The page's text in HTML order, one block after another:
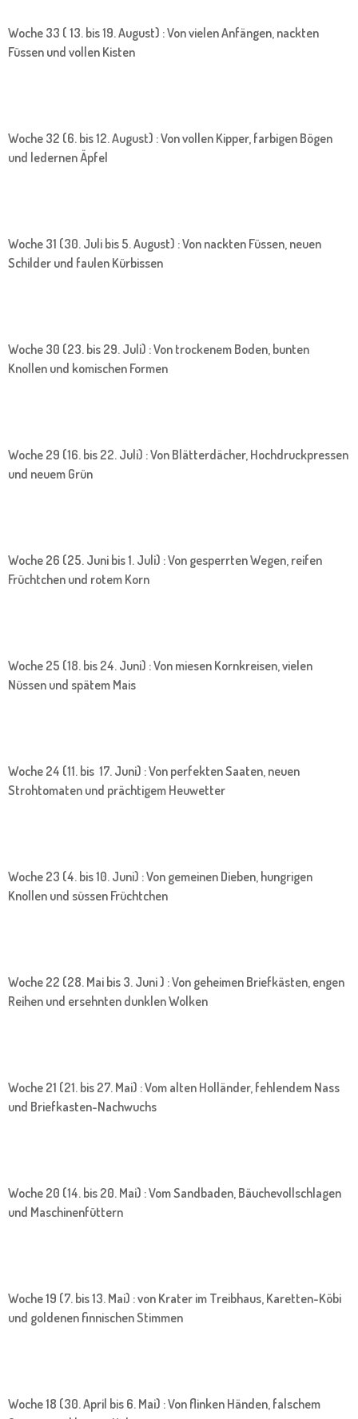
Woche 33 ( 13. bis 19. August) : Von vielen Anfängen, nackten
Füssen und vollen Kisten
Woche 32 (6. bis 12. August) : Von vollen Kipper, farbigen Bögen
und ledernen Äpfel
Woche 31 (30. Juli bis 5. August) : Von nackten Füssen, neuen
Schilder und faulen Kürbissen
Woche 30 (23. bis 29. Juli) : Von trockenem Boden, bunten
Knollen und komischen Formen
Woche 29 (16. bis 22. Juli) : Von Blätterdächer, Hochdruckpressen
und neuem Grün
Woche 26 (25. Juni bis 1. Juli) : Von gesperrten Wegen, reifen
Früchtchen und rotem Korn
Woche 25 (18. bis 24. Juni) : Von miesen Kornkreisen, vielen
Nüssen und spätem Mais
Woche 24 (11. bis 17. Juni) : Von perfekten Saaten, neuen
Strohtomaten und prächtigem Heuwetter
Woche 23 (4. bis 10. Juni) : Von gemeinen Dieben, hungrigen
Knollen und süssen Früchtchen
Woche 22 (28. Mai bis 3. Juni ) : Von geheimen Briefkästen, engen
Reihen und ersehnten dunklen Wolken
Woche 21 (21. bis 27. Mai) : Vom alten Holländer, fehlendem Nass
und Briefkasten-Nachwuchs
Woche 20 (14. bis 20. Mai) : Vom Sandbaden, Bäuchevollschlagen
und Maschinenfüttern
Woche 19 (7. bis 13. Mai) : von Krater im Treibhaus, Karetten-Köbi
und goldenen finnischen Stimmen
Woche 18 (30. April bis 6. Mai) : Von flinken Händen, falschem